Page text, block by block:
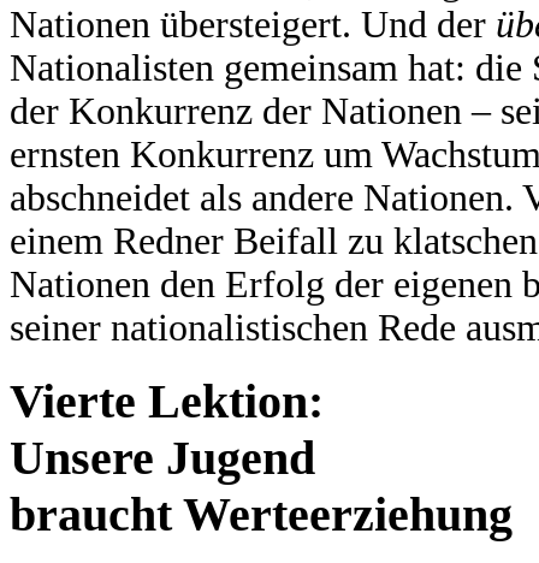
Nationen übersteigert. Und der
Nationalisten gemeinsam hat:
der Konkurrenz der Nationen –
ernsten Konkurrenz um
abschneidet als andere
einem Redner Beifall zu
Nationen den Erfolg der eigenen
seiner nationalistischen Rede
Vierte Lektion:
Unsere Jugend
braucht Werteerziehung